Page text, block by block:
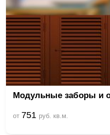
Модульные заборы и
от 751 руб. кв.м.